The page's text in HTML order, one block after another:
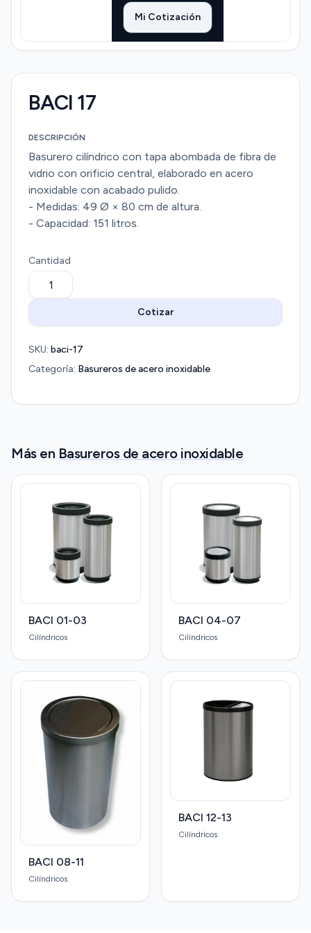
Mi Cotización
BACI 17
DESCRIPCIÓN
Basurero cilíndrico con tapa abombada de fibra de
vidrio con orificio central, elaborado en acero
inoxidable con acabado pulido.
- Medidas: 49 Ø × 80 cm de altura.
- Capacidad: 151 litros.
Cantidad
Cotizar
SKU: baci-17
Categoría: Basureros de acero inoxidable
Más en Basureros de acero inoxidable
BACI 01-03
Cilíndricos
BACI 04-07
Cilíndricos
BACI 08-11
Cilíndricos
BACI 12-13
Cilíndricos